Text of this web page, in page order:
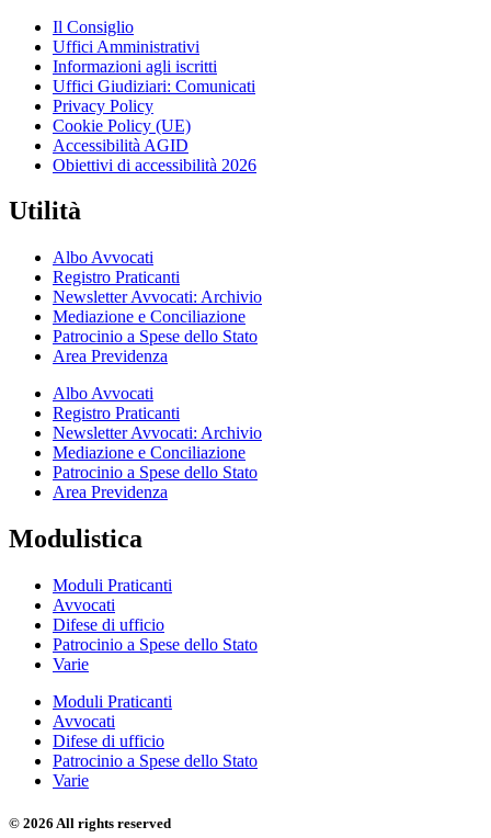
Il Consiglio
Uffici Amministrativi
Informazioni agli iscritti
Uffici Giudiziari: Comunicati
Privacy Policy
Cookie Policy (UE)
Accessibilità AGID
Obiettivi di accessibilità 2026
Utilità
Albo Avvocati
Registro Praticanti
Newsletter Avvocati: Archivio
Mediazione e Conciliazione
Patrocinio a Spese dello Stato
Area Previdenza
Albo Avvocati
Registro Praticanti
Newsletter Avvocati: Archivio
Mediazione e Conciliazione
Patrocinio a Spese dello Stato
Area Previdenza
Modulistica
Moduli Praticanti
Avvocati
Difese di ufficio
Patrocinio a Spese dello Stato
Varie
Moduli Praticanti
Avvocati
Difese di ufficio
Patrocinio a Spese dello Stato
Varie
© 2026 All rights reserved